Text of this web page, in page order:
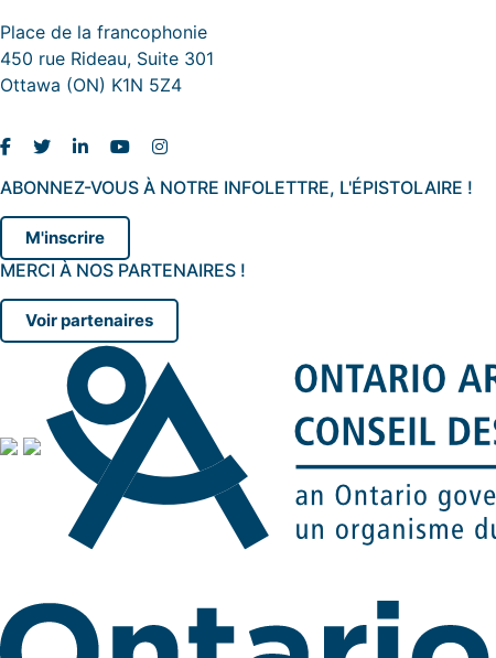
Place de la francophonie
450 rue Rideau, Suite 301
Ottawa (ON) K1N 5Z4
ABONNEZ-VOUS À NOTRE INFOLETTRE, L'ÉPISTOLAIRE !
M'inscrire
MERCI À NOS PARTENAIRES !
Voir partenaires